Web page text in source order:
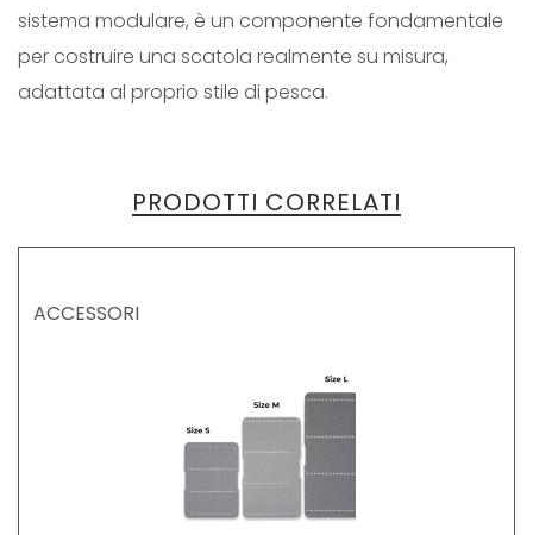
sistema modulare, è un componente fondamentale
per costruire una scatola realmente su misura,
adattata al proprio stile di pesca.
PRODOTTI CORRELATI
ACCESSORI